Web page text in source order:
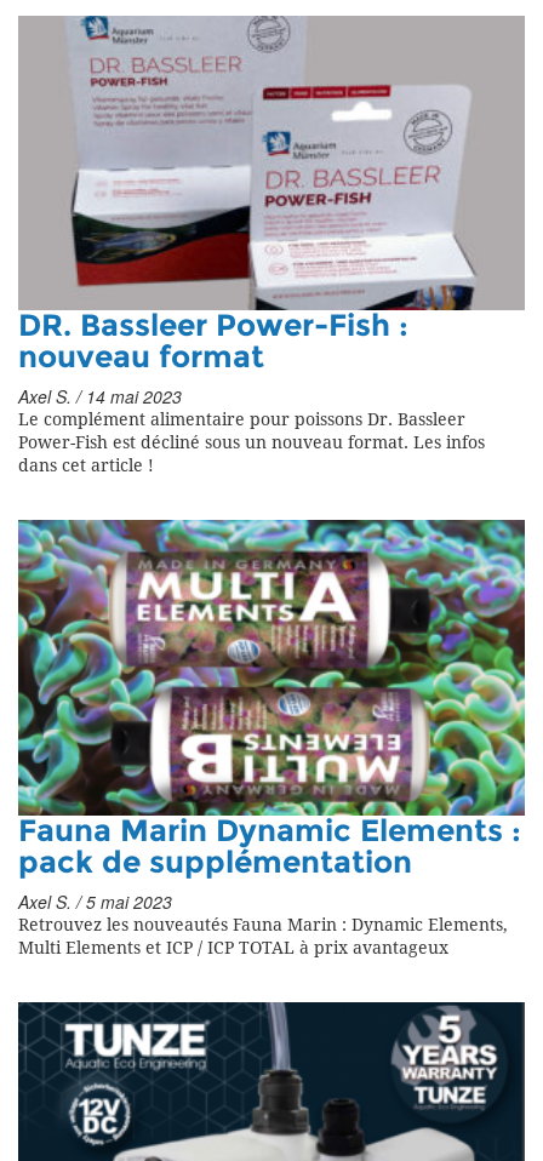
DR. Bassleer Power-Fish :
nouveau format
Axel S. / 14 mai 2023
Le complément alimentaire pour poissons Dr. Bassleer
Power-Fish est décliné sous un nouveau format. Les infos
dans cet article !
Fauna Marin Dynamic Elements :
pack de supplémentation
Axel S. / 5 mai 2023
Retrouvez les nouveautés Fauna Marin : Dynamic Elements,
Multi Elements et ICP / ICP TOTAL à prix avantageux